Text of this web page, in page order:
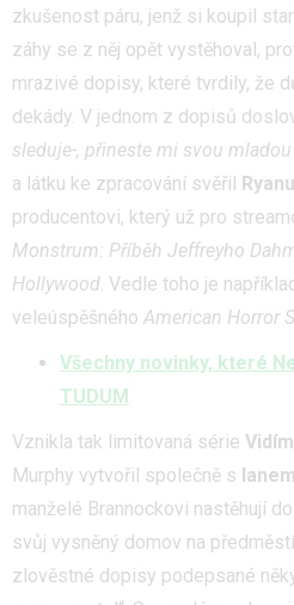
zkušenost páru, jenž si koupil
záhy se z něj opět vystěhoval,
mrazivé dopisy, které tvrdily, že
dekády. V jednom z dopisů
sleduje-, přineste mi svou mladou
a látku ke zpracování svěřil
producentovi, který už pro
Monstrum: Příběh Jeffreyho
Hollywood. Vedle toho je
veleúspěšného American Horror
Všechny novinky, které
TUDUM
Vznikla tak limitovaná série
Murphy vytvořil společně s
manželé Brannockovi nastěhují
svůj vysněný domov na
zlověstné dopisy podepsané